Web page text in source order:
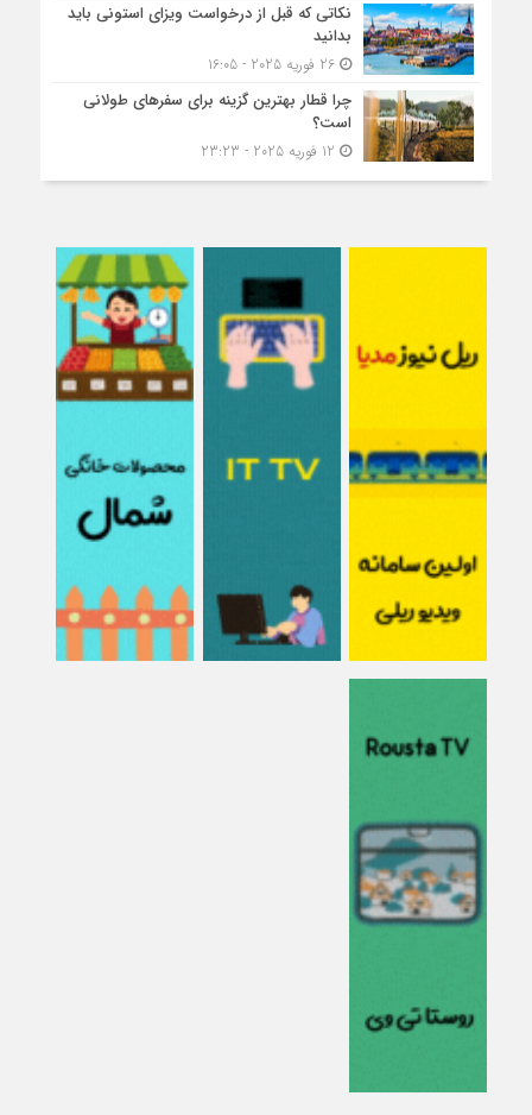
نکاتی که قبل از درخواست ویزای استونی باید
بدانید
26 فوریه 2025 - 16:05
چرا قطار بهترین گزینه برای سفرهای طولانی
است؟